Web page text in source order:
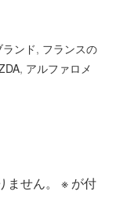
ランド, フランスの
, アルファロメ
せん。 ※ が付